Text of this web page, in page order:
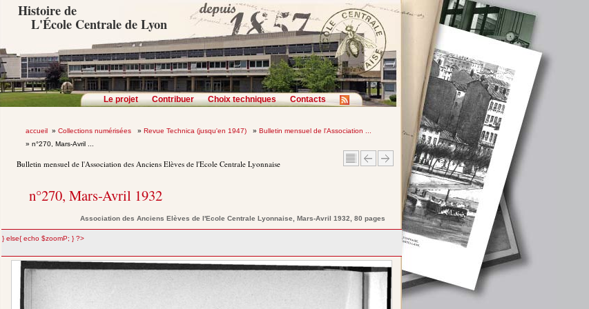
Histoire de
L'École Centrale de Lyon
Le projet Contribuer Choix techniques Contacts
accueil» Collections numérisées » Revue Technica (jusqu'en 1947) » Bulletin mensuel de l'Association ...
» n°270, Mars-Avril ...
Bulletin mensuel de l'Association des Anciens Elèves de l'Ecole Centrale Lyonnaise
n°270, Mars-Avril 1932
Association des Anciens Elèves de l'Ecole Centrale Lyonnaise, Mars-Avril 1932, 80 pages
";} else{ echo $zoomP; } ?>